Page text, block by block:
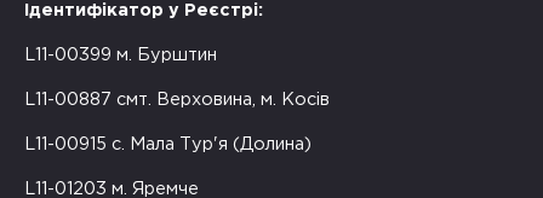
Ідентифікатор у Реєстрі:
L11-00399 м. Бурштин
L11-00887 смт. Верховина, м. Косів
L11-00915 с. Мала Тур'я (Долина)
L11-01203 м. Яремче